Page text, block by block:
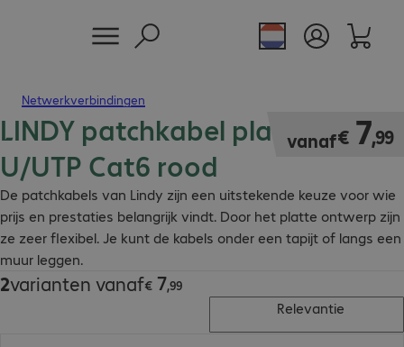
Netwerkverbindingen
LINDY patchkabel plat RJ45
U/UTP Cat6 rood
De patchkabels van Lindy zijn een uitstekende keuze voor wie
prijs en prestaties belangrijk vindt. Door het platte ontwerp zijn
ze zeer flexibel. Je kunt de kabels onder een tapijt of langs een
muur leggen.
vanaf€ 7,99
€ 7,99
2varianten vanaf€ 7,99
€ 7,99
Relevantie